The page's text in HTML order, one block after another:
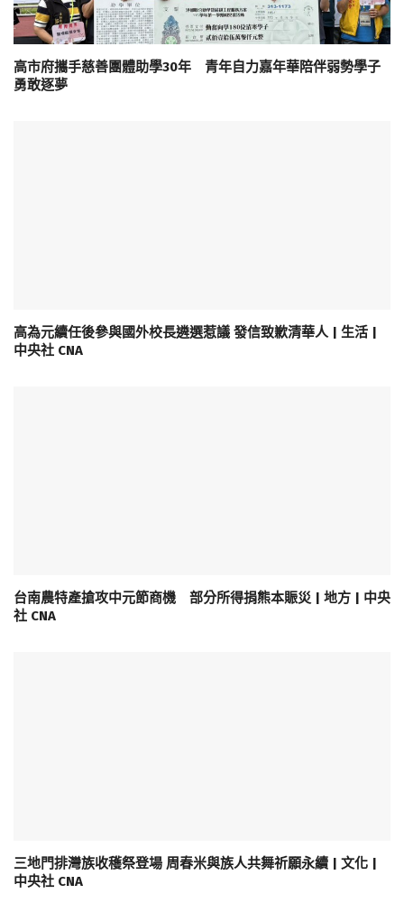
高市府攜手慈善團體助學30年 青年自力嘉年華陪伴弱勢學子
勇敢逐夢
高為元續任後參與國外校長遴選惹議 發信致歉清華人 | 生活 |
中央社 CNA
台南農特產搶攻中元節商機 部分所得捐熊本賑災 | 地方 | 中央
社 CNA
三地門排灣族收穫祭登場 周春米與族人共舞祈願永續 | 文化 |
中央社 CNA